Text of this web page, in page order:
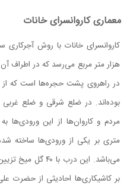
معماری کاروانسرای خانات
در راهروی پشت حجره‌ها است که از
بوده‌اند. در ضلع شرقی و ضلع غربی
متری بر یکی از ورودی‌ها ساخته
می‌باشد. این درب
بر کاشیکاری‌ها احادیثی از حضرت